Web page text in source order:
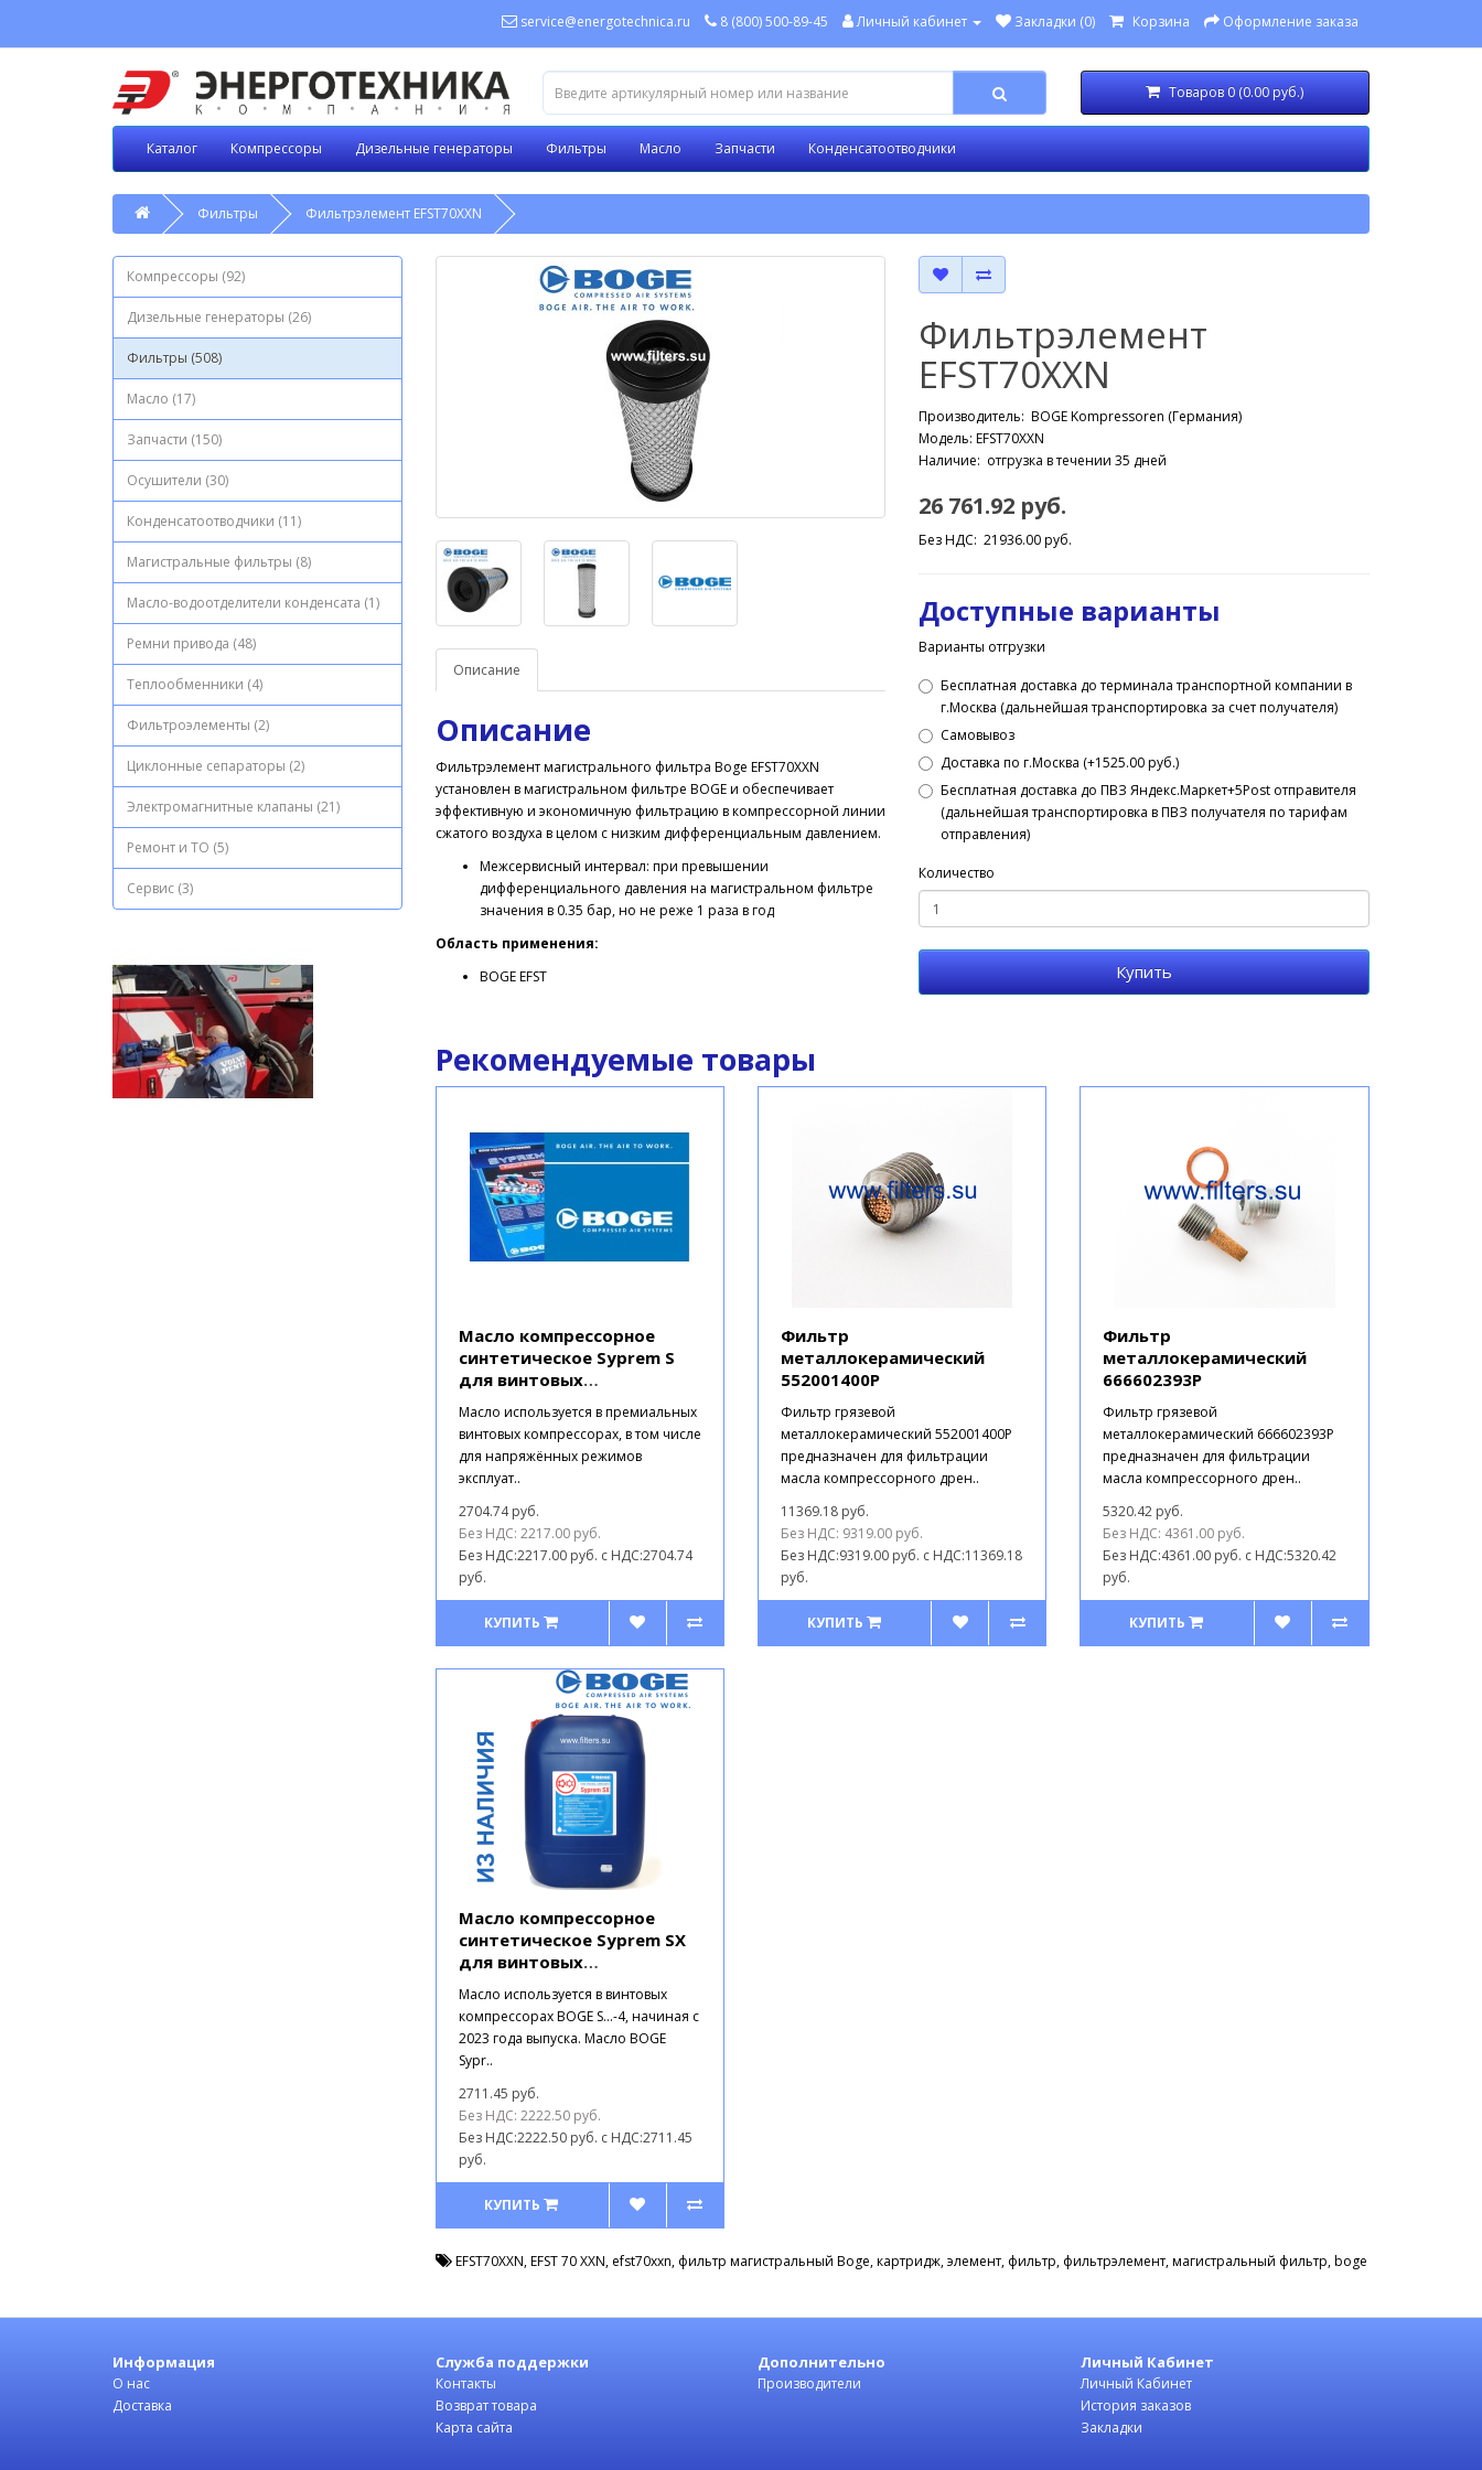
service@energotechnica.ru 8 (800) 500-89-45 Личный кабинет Закладки (0) Корзина Оформление заказа
Товаров 0 (0.00 руб.)
Каталог Компрессоры Дизельные генераторы Фильтры Масло Запчасти Конденсатоотводчики
Фильтры Фильтрэлемент EFST70XXN
Компрессоры (92)
Дизельные генераторы (26)
Фильтры (508)
Масло (17)
Запчасти (150)
Осушители (30)
Конденсатоотводчики (11)
Магистральные фильтры (8)
Масло-водоотделители конденсата (1)
Ремни привода (48)
Теплообменники (4)
Фильтроэлементы (2)
Циклонные сепараторы (2)
Электромагнитные клапаны (21)
Ремонт и ТО (5)
Сервис (3)
Описание
Описание
Фильтрэлемент магистрального фильтра Boge EFST70XXN
установлен в магистральном фильтре BOGE и обеспечивает
эффективную и экономичную фильтрацию в компрессорной линии
сжатого воздуха в целом с низким дифференциальным давлением.
Межсервисный интервал: при превышении
дифференциального давления на магистральном фильтре
значения в 0.35 бар, но не реже 1 раза в год
Область применения:
BOGE EFST
Фильтрэлемент
EFST70XXN
Производитель:BOGE Kompressoren (Германия)
Модель: EFST70XXN
Наличие: отгрузка в течении 35 дней
26 761.92 руб.
Без НДС: 21936.00 руб.
Доступные варианты
Варианты отгрузки
Бесплатная доставка до терминала транспортной компании в
г.Москва (дальнейшая транспортировка за счет получателя)
Самовывоз
Доставка по г.Москва (+1525.00 руб.)
Бесплатная доставка до ПВЗ Яндекс.Маркет+5Post отправителя
(дальнейшая транспортировка в ПВЗ получателя по тарифам
отправления)
Количество
Купить
Рекомендуемые товары
Масло компрессорное
синтетическое Syprem S
для винтовых
компрессоров
Масло используется в премиальных
винтовых компрессорах, в том числе
для напряжённых режимов
эксплуат..
2704.74 руб.
Без НДС: 2217.00 руб.
Без НДС:2217.00 руб. с НДС:2704.74
руб.
КУПИТЬ
Фильтр
металлокерамический
552001400P
Фильтр грязевой
металлокерамический 552001400P
предназначен для фильтрации
масла компрессорного дрен..
11369.18 руб.
Без НДС: 9319.00 руб.
Без НДС:9319.00 руб. с НДС:11369.18
руб.
КУПИТЬ
Фильтр
металлокерамический
666602393P
Фильтр грязевой
металлокерамический 666602393P
предназначен для фильтрации
масла компрессорного дрен..
5320.42 руб.
Без НДС: 4361.00 руб.
Без НДС:4361.00 руб. с НДС:5320.42
руб.
КУПИТЬ
Масло компрессорное
синтетическое Syprem SX
для винтовых
компрессоров
Масло используется в винтовых
компрессорах BOGE S...-4, начиная с
2023 года выпуска. Масло BOGE
Sypr..
2711.45 руб.
Без НДС: 2222.50 руб.
Без НДС:2222.50 руб. с НДС:2711.45
руб.
КУПИТЬ
EFST70XXN,EFST 70 XXN, efst70xxn, фильтр магистральный Boge,картридж,элемент, фильтр, фильтрэлемент,магистральный фильтр,boge
Информация
О нас
Доставка
Служба поддержки
Контакты
Возврат товара
Карта сайта
Дополнительно
Производители
Личный Кабинет
Личный Кабинет
История заказов
Закладки